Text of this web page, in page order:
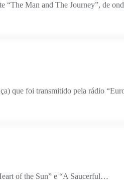
“The Man and The Journey”, de
que foi transmitido pela rádio
of the Sun” e “A Saucerful…